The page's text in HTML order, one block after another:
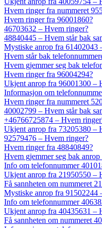
Hvem ringer fra nummeret
Hvem ringer fra 96001860?
46703632 – Hvem ringer?
48840445 – Hvem står bak
Mystiske anrop fra 61402043
Hvem står bak
Hvem gjemmer seg bak
Hvem ringer fra 96004294?
Ukjent anrop fra 96001300 –
Informasjon om
Hvem ringer fra nummeret
40002799 – Hvem står bak
+46766725874 – Hvem
Ukjent anrop fra 73205380 –
92579476 – Hvem ringer?
Hvem ringer fra 48840849?
Hvem gjemmer seg bak
Info om telefonnummer
Ukjent anrop fra 21950550 –
Få sannheten om nummeret
Mystiske anrop fra 91502244
Info om telefonnummer
Ukjent anrop fra 40435631 –
Få sannheten om nummeret